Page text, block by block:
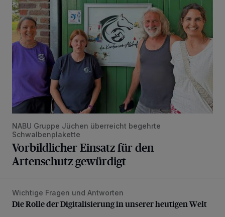
NABU Gruppe Jüchen überreicht begehrte
Schwalbenplakette
Vorbildlicher Einsatz für den
Artenschutz gewürdigt
Die Rolle der Digitalisierung in unserer heutigen Welt
Wichtige Fragen und Antworten
Die Rolle der Digitalisierung in unserer heutigen Welt